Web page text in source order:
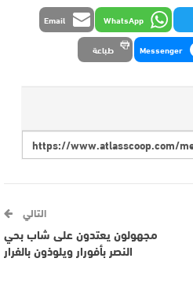
WhatsApp
Email
Messenger طباعة
التالي
مجهولون يعتدون على شاب بحي
النصر بأفورار ويلوذون بالفرار